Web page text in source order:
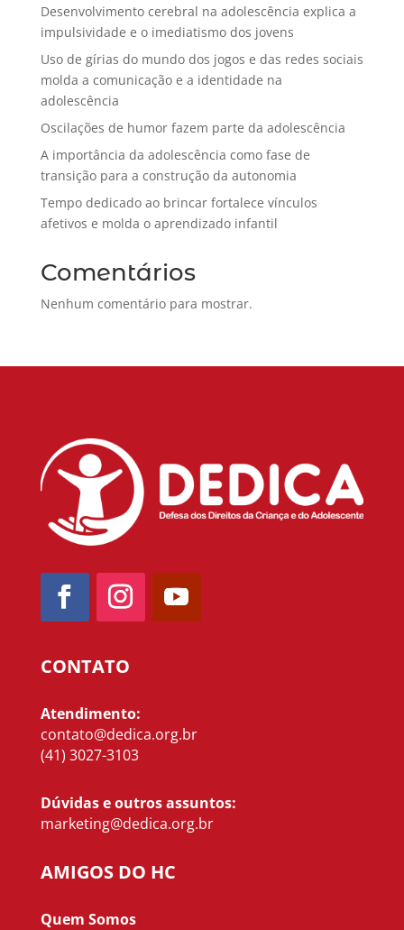
Desenvolvimento cerebral na adolescência explica a
impulsividade e o imediatismo dos jovens
Uso de gírias do mundo dos jogos e das redes sociais
molda a comunicação e a identidade na
adolescência
Oscilações de humor fazem parte da adolescência
A importância da adolescência como fase de
transição para a construção da autonomia
Tempo dedicado ao brincar fortalece vínculos
afetivos e molda o aprendizado infantil
Comentários
Nenhum comentário para mostrar.
CONTATO
Atendimento:
contato@dedica.org.br
(41) 3027-3103
Dúvidas e outros assuntos:
marketing@dedica.org.br
AMIGOS DO HC
Quem Somos